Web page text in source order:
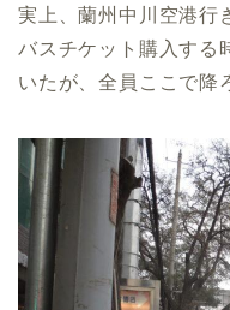
実上、蘭州中川空港行
バスチケット購入する
いたが、全員ここで降